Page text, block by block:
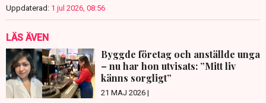
Uppdaterad: 1 jul 2026, 08:56
LÄS ÄVEN
Byggde företag och anställde unga
– nu har hon utvisats: ”Mitt liv
känns sorgligt”
21 MAJ 2026 |